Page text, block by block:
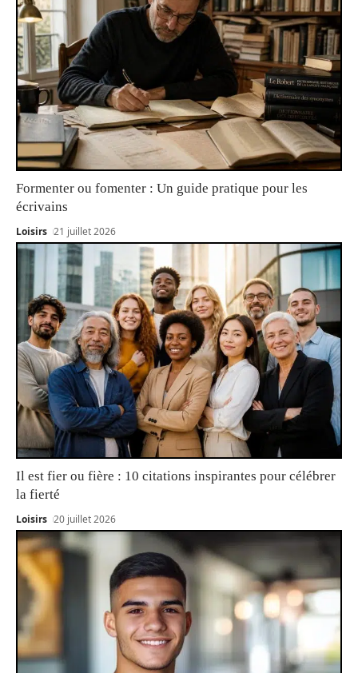
Formenter ou fomenter : Un guide pratique pour les
écrivains
Loisirs 21 juillet 2026
Il est fier ou fière : 10 citations inspirantes pour célébrer
la fierté
Loisirs 20 juillet 2026